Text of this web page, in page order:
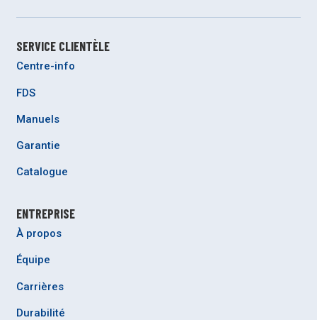
SERVICE CLIENTÈLE
Centre-info
FDS
Manuels
Garantie
Catalogue
ENTREPRISE
À propos
Équipe
Carrières
Durabilité